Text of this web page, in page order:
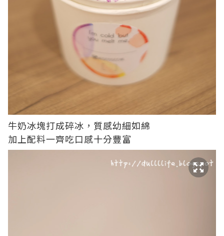
牛奶冰塊打成碎冰，質感幼細如綿
加上配料一齊吃口感十分豐富